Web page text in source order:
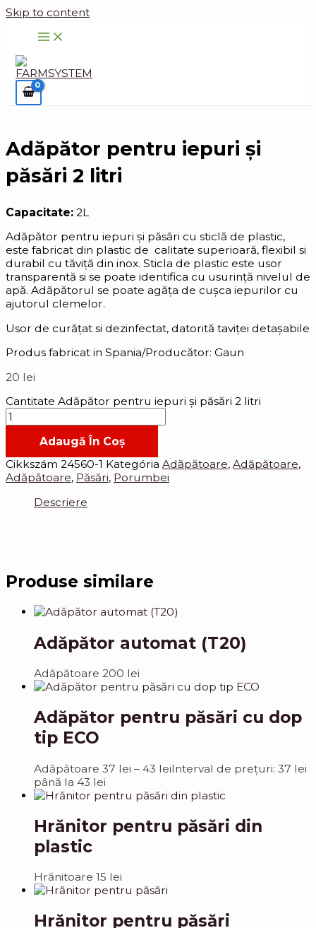
Skip to content
Adăpător pentru iepuri și
păsări 2 litri
Capacitate: 2L
Adăpător pentru iepuri și păsări cu sticlă de plastic,
este fabricat din plastic de calitate superioară, flexibil si
durabil cu tăviță din inox. Sticla de plastic este usor
transparentă si se poate identifica cu usurință nivelul de
apă. Adăpătorul se poate agăța de cușca iepurilor cu
ajutorul clemelor.
Usor de curățat si dezinfectat, datorită taviței detașabile
Produs fabricat in Spania/Producător: Gaun
20 lei
Cantitate Adăpător pentru iepuri și păsări 2 litri
Adaugă În Coș
Cikkszám 24560-1 Kategória Adăpătoare, Adăpătoare,
Adăpătoare, Păsări, Porumbei
Descriere
Produse similare
Adăpător automat (T20)
Adăpătoare 200 lei
Adăpător pentru păsări cu dop
tip ECO
Adăpătoare 37 lei – 43 leiInterval de prețuri: 37 lei
până la 43 lei
Hrănitor pentru păsări din
plastic
Hrănitoare 15 lei
Hrănitor pentru păsări